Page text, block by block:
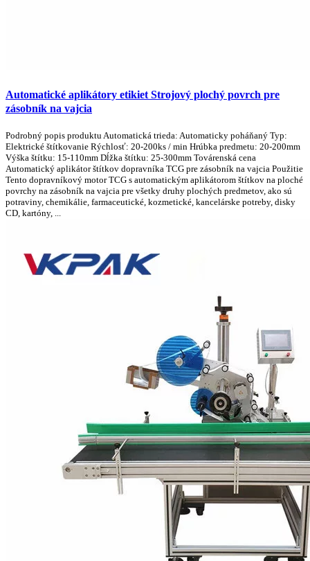
Automatické aplikátory etikiet Strojový plochý povrch pre
zásobník na vajcia
Podrobný popis produktu Automatická trieda: Automaticky poháňaný Typ:
Elektrické štítkovanie Rýchlosť: 20-200ks / min Hrúbka predmetu: 20-200mm
Výška štítku: 15-110mm Dĺžka štítku: 25-300mm Továrenská cena
Automatický aplikátor štítkov dopravníka TCG pre zásobník na vajcia Použitie
Tento dopravníkový motor TCG s automatickým aplikátorom štítkov na ploché
povrchy na zásobník na vajcia pre všetky druhy plochých predmetov, ako sú
potraviny, chemikálie, farmaceutické, kozmetické, kancelárske potreby, disky
CD, kartóny, ...